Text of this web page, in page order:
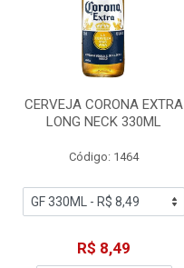
CERVEJA CORONA EXTRA
LONG NECK 330ML
Código: 1464
R$ 8,49